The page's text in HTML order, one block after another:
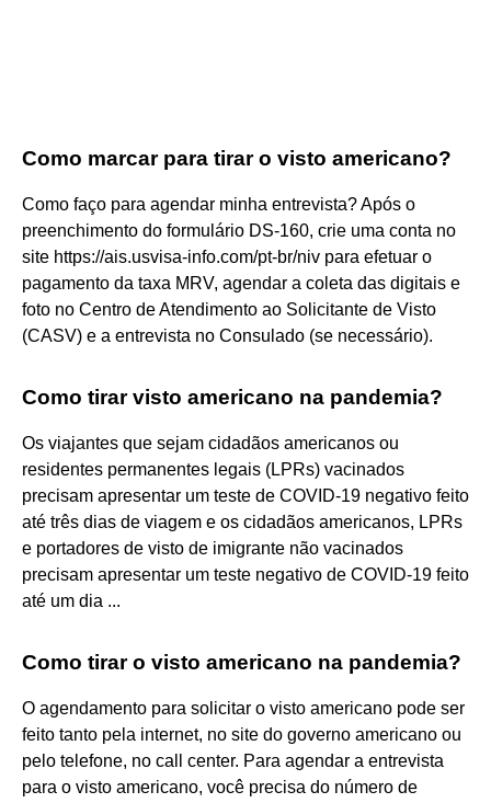
Como marcar para tirar o visto americano?
Como faço para agendar minha entrevista? Após o
preenchimento do formulário DS-160, crie uma conta no
site https://ais.usvisa-info.com/pt-br/niv para efetuar o
pagamento da taxa MRV, agendar a coleta das digitais e
foto no Centro de Atendimento ao Solicitante de Visto
(CASV) e a entrevista no Consulado (se necessário).
Como tirar visto americano na pandemia?
Os viajantes que sejam cidadãos americanos ou
residentes permanentes legais (LPRs) vacinados
precisam apresentar um teste de COVID-19 negativo feito
até três dias de viagem e os cidadãos americanos, LPRs
e portadores de visto de imigrante não vacinados
precisam apresentar um teste negativo de COVID-19 feito
até um dia ...
Como tirar o visto americano na pandemia?
O agendamento para solicitar o visto americano pode ser
feito tanto pela internet, no site do governo americano ou
pelo telefone, no call center. Para agendar a entrevista
para o visto americano, você precisa do número de